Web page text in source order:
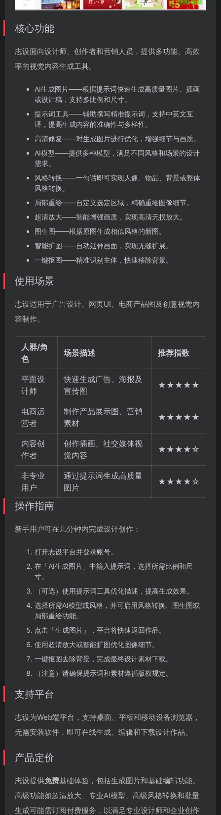
核心功能
志设面向设计师、创作者和营销人员，提供多功能、高效
率的视觉内容生成工具。
AI生成图片——根据提示词快速生成高质量图片、插画
或设计稿，支持多比例和尺寸。
提示词工具——辅助撰写精准提示词，支持中英文互
译，提高生成内容的准确性与多样性。
高清修复——对生成图片进行优化，增强细节与画质。
AI模型——提供多种模型，满足不同风格和场景的设计
需求。
风格转换——一句话即可实现人像、物品、背景或整体
风格转换。
局部重绘——自定义选定区域，精确重绘图像细节。
超清放大——智能增强画质，实现高清无损放大。
图生图——根据原图生成相似风格的新图。
智能扩图——自动延伸画面，实现无缝扩展。
一键抠图——精准识别主体，快速移除背景。
使用场景
志设适用于广告设计、网页UI、电商产品图及创意视觉内
容制作。
人群/角
色
场景描述 推荐指数
平面设
计师
快速生成广告、海报及
宣传图
★★★★★
电商运
营者
制作产品展示图、营销
素材
★★★★★
内容创
作者
创作插画、社交媒体视
觉内容
★★★★☆
非专业
用户
通过提示词生成高质量
图片
★★★★☆
操作指南
新手用户可在几分钟内完成设计创作：
打开志设平台并登录账号。
在「AI生成图片」中输入提示词，选择所需比例和尺
寸。
（可选）使用提示词工具优化描述，提高生成效果。
选择所需AI模型或风格，并可启用风格转换、图生图或
局部重绘功能。
点击「生成图片」，平台将快速返回作品。
使用超清放大或智能扩图优化图像细节。
一键抠图去除背景，完成最终设计素材下载。
（注意）请确保提示词和素材遵循版权规定。
支持平台
志设为Web端平台，支持桌面、平板和移动设备浏览器，
无需安装软件，即可在线生成、编辑和下载设计作品。
产品定价
志设提供免费基础体验，包括生成图片和基础编辑功能。
高级功能如超清放大、专业AI模型、高级风格转换和批量
生成可能需订阅付费服务，以满足专业设计师和企业创作